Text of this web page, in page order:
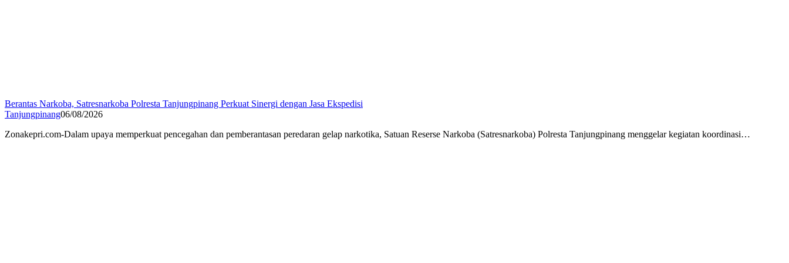
Berantas Narkoba, Satresnarkoba Polresta Tanjungpinang Perkuat Sinergi dengan Jasa Ekspedisi
Tanjungpinang06/08/2026
Zonakepri.com-Dalam upaya memperkuat pencegahan dan pemberantasan peredaran gelap narkotika, Satuan Reserse Narkoba (Satresnarkoba) Polresta Tanjungpinang menggelar kegiatan koordinasi…